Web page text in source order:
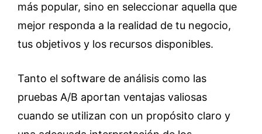
más popular, sino en seleccionar aquella que
mejor responda a la realidad de tu negocio,
tus objetivos y los recursos disponibles.
Tanto el software de análisis como las
pruebas A/B aportan ventajas valiosas
cuando se utilizan con un propósito claro y